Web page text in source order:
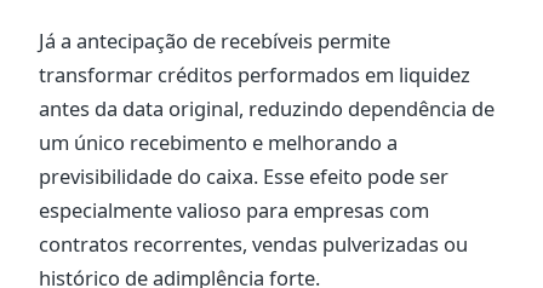
Já a antecipação de recebíveis permite
transformar créditos performados em liquidez
antes da data original, reduzindo dependência de
um único recebimento e melhorando a
previsibilidade do caixa. Esse efeito pode ser
especialmente valioso para empresas com
contratos recorrentes, vendas pulverizadas ou
histórico de adimplência forte.